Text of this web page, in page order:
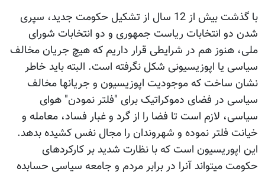
با گذشت بیش از 12 سال از تشکیل حکومت جدید، سپری
شدن دو انتخابات ریاست جمهوری و دو انتخابات شورای
ملی، هنوز هم در شرایطی قرار داریم که هیچ جریان مخالف
سیاسی یا اپوزیسیونی شکل نگرفته است. البته باید خاطر
نشان ساخت که موجودیت اپوزیسیون و جریانها مخالف
سیاسی در فضای دموکراتیک برای "فلتر نمودن" هوای
سیاسی، لازم است تا فضا را از گرد و غبار فساد، معامله و
خیانت فلتر نموده و شهروندان را مجال نفس کشیده بدهد.
این اپوریسیون است که با نظارت شدید بر کارکردهای
حکومت میتواند آنرا در برابر مردم و جامعه سیاسی حسابده